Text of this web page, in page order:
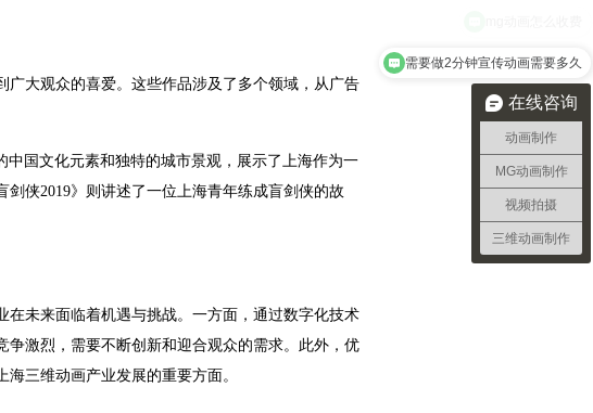
大观众的喜爱。这些作品涉及了多个领域，从广告
国文化元素和独特的城市景观，展示了上海作为一
侠2019》则讲述了一位上海青年练成盲剑侠的故
未来面临着机遇与挑战。一方面，通过数字化技术
激烈，需要不断创新和迎合观众的需求。此外，优
三维动画产业发展的重要方面。
在线咨询
动画制作
MG动画制作
视频拍摄
三维动画制作
需要做2分钟宣传动画需要多久